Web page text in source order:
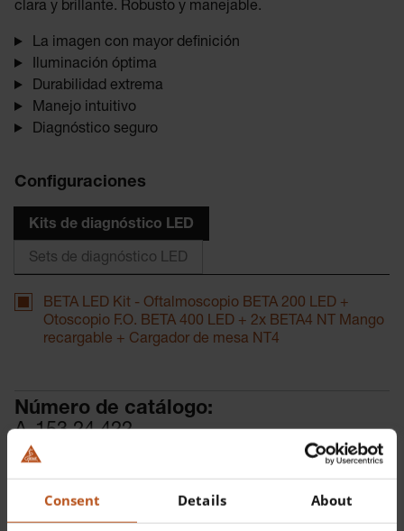
Consent Details About
clara y brillante. Robusto y manejable.
La imagen con mayor definición
Iluminación óptima
Durabilidad extrema
Manejo intuitivo
Diagnóstico seguro
Configuraciones
Kits de diagnóstico LED
Sets de diagnóstico LED
BETA LED Kit - Oftalmoscopio BETA 200 LED +
Otoscopio F.O. BETA 400 LED + 2x BETA4 NT Mango
recargable + Cargador de mesa NT4
Número de catálogo:
A-153.24.422
Más detalles